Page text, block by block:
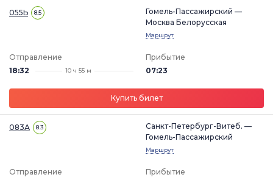
055Ь 8.5
Гомель-Пассажирский —
Москва Белорусская
Маршрут
Отправление
18:32
10 ч 55 м
Прибытие
07:23
Купить билет
083А 8.3
Санкт-Петербург-Витеб. —
Гомель-Пассажирский
Маршрут
Отправление
Прибытие